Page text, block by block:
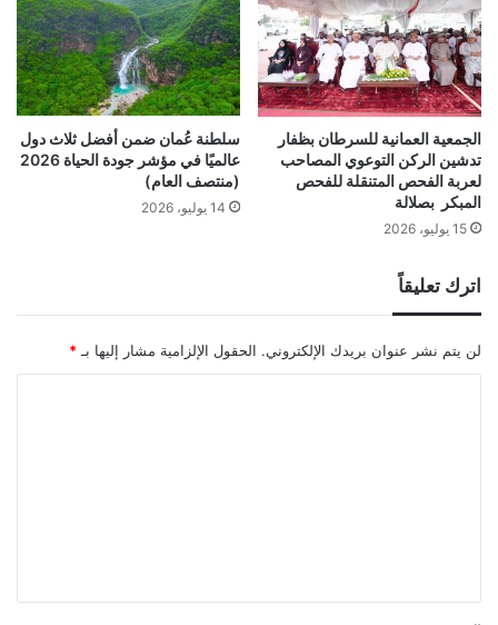
الجمعية العمانية للسرطان بظفار
تدشين الركن التوعوي المصاحب
لعربة الفحص المتنقلة للفحص
المبكر بصلالة
15 يوليو، 2026
سلطنة عُمان ضمن أفضل ثلاث دول
عالميًا في مؤشر جودة الحياة 2026
(منتصف العام)
14 يوليو، 2026
اترك تعليقاً
لن يتم نشر عنوان بريدك الإلكتروني. الحقول الإلزامية مشار إليها بـ *